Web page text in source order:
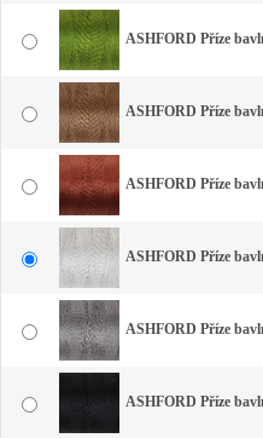
ASHFORD Příze
ASHFORD Příze
ASHFORD Příze
ASHFORD Příze
ASHFORD Příze
ASHFORD Příze